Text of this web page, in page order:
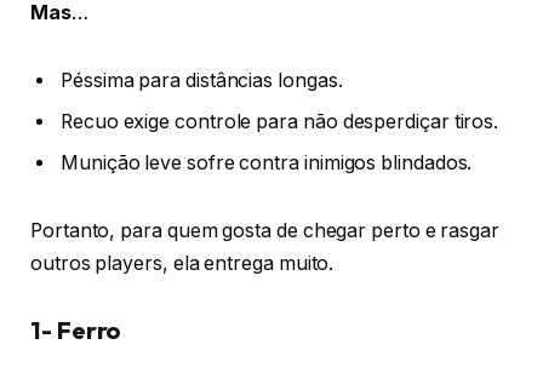
Mas…
Péssima para distâncias longas.
Recuo exige controle para não desperdiçar tiros.
Munição leve sofre contra inimigos blindados.
Portanto, para quem gosta de chegar perto e rasgar
outros players, ela entrega muito.
1- Ferro